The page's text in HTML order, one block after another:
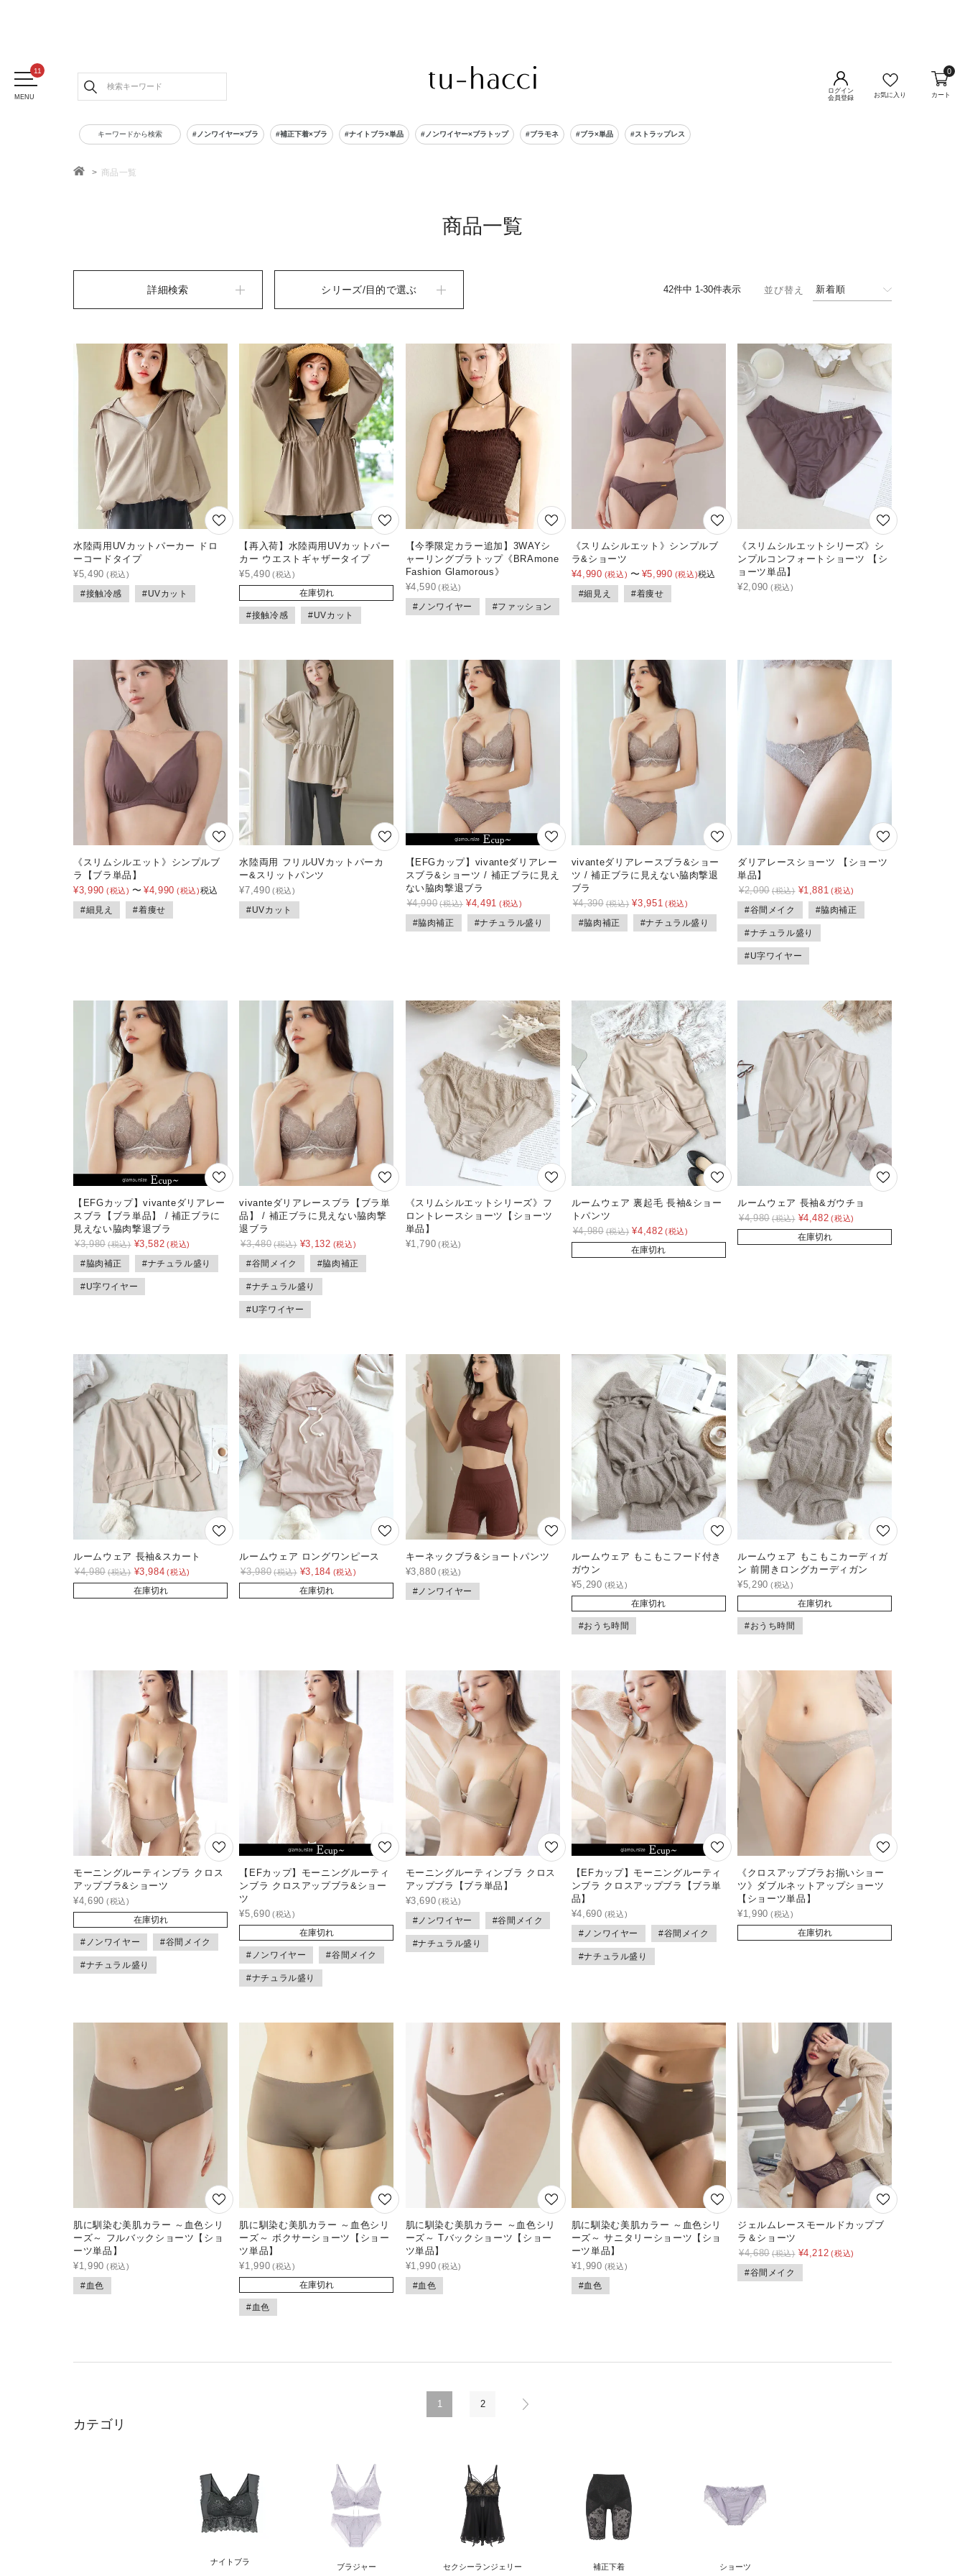
MENU
ログイン
会員登録
お気に入り カート
0
キーワードから検索 #ノンワイヤー×ブラ #補正下着×ブラ #ナイトブラ×単品 #ノンワイヤー×ブラトップ #ブラモネ #ブラ×単品 #ストラップレス
商品一覧
商品一覧
詳細検索 シリーズ/目的で選ぶ 並び替え 新着順
42件中 1-30件表示
水陸両用UVカットパーカー ドロ
ーコードタイプ
¥5,490
#接触冷感 #UVカット
【再入荷】水陸両用UVカットパー
カー ウエストギャザータイプ
¥5,490
在庫切れ
#接触冷感 #UVカット
【今季限定カラー追加】3WAYシ
ャーリングブラトップ《BRAmone
Fashion Glamorous》
¥4,590
#ノンワイヤー #ファッション
《スリムシルエット》シンプルブ
ラ&ショーツ
¥4,990 〜 ¥5,990
税込
#細見え
#着痩せ
《スリムシルエットシリーズ》シ
ンプルコンフォートショーツ 【シ
ョーツ単品】
¥2,090
《スリムシルエット》シンプルブ
ラ【ブラ単品】
¥3,990 〜 ¥4,990
税込
#細見え
#着痩せ
水陸両用 フリルUVカットパーカ
ー&スリットパンツ
¥7,490
#UVカット
【EFGカップ】vivanteダリアレー
スブラ&ショーツ / 補正ブラに見え
ない脇肉撃退ブラ
¥4,990 ¥4,491
#脇肉補正 #ナチュラル盛り
vivanteダリアレースブラ&ショー
ツ / 補正ブラに見えない脇肉撃退
ブラ
¥4,390 ¥3,951
#脇肉補正 #ナチュラル盛り
ダリアレースショーツ 【ショーツ
単品】
¥2,090 ¥1,881
#谷間メイク #脇肉補正
#ナチュラル盛り
#U字ワイヤー
【EFGカップ】vivanteダリアレー
スブラ【ブラ単品】 / 補正ブラに
見えない脇肉撃退ブラ
¥3,980 ¥3,582
#脇肉補正 #ナチュラル盛り
#U字ワイヤー
vivanteダリアレースブラ【ブラ単
品】 / 補正ブラに見えない脇肉撃
退ブラ
¥3,480 ¥3,132
#谷間メイク #脇肉補正
#ナチュラル盛り
#U字ワイヤー
《スリムシルエットシリーズ》フ
ロントレースショーツ【ショーツ
単品】
¥1,790
ルームウェア 裏起毛 長袖&ショー
トパンツ
¥4,980 ¥4,482
在庫切れ
ルームウェア 長袖&ガウチョ
¥4,980 ¥4,482
在庫切れ
ルームウェア 長袖&スカート
¥4,980 ¥3,984
在庫切れ
ルームウェア ロングワンピース
¥3,980 ¥3,184
在庫切れ
キーネックブラ&ショートパンツ
¥3,880
#ノンワイヤー
ルームウェア もこもこフード付き
ガウン
¥5,290
在庫切れ
#おうち時間
ルームウェア もこもこカーディガ
ン 前開きロングカーディガン
¥5,290
在庫切れ
#おうち時間
モーニングルーティンブラ クロス
アップブラ&ショーツ
¥4,690
在庫切れ
#ノンワイヤー #谷間メイク
#ナチュラル盛り
【EFカップ】モーニングルーティ
ンブラ クロスアップブラ&ショー
ツ
¥5,690
在庫切れ
#ノンワイヤー #谷間メイク
#ナチュラル盛り
モーニングルーティンブラ クロス
アップブラ【ブラ単品】
¥3,690
#ノンワイヤー #谷間メイク
#ナチュラル盛り
【EFカップ】モーニングルーティ
ンブラ クロスアップブラ【ブラ単
品】
¥4,690
#ノンワイヤー #谷間メイク
#ナチュラル盛り
《クロスアップブラお揃いショー
ツ》ダブルネットアップショーツ
【ショーツ単品】
¥1,990
在庫切れ
肌に馴染む美肌カラー ～血色シリ
ーズ～ フルバックショーツ【ショ
ーツ単品】
¥1,990
#血色
肌に馴染む美肌カラー ～血色シリ
ーズ～ ボクサーショーツ【ショー
ツ単品】
¥1,990
在庫切れ
#血色
肌に馴染む美肌カラー ～血色シリ
ーズ～ Tバックショーツ【ショー
ツ単品】
¥1,990
#血色
肌に馴染む美肌カラー ～血色シリ
ーズ～ サニタリーショーツ【ショ
ーツ単品】
¥1,990
#血色
ジェルムレースモールドカップブ
ラ＆ショーツ
¥4,680 ¥4,212
#谷間メイク
1 2
カテゴリ
ナイトブラ
ブラジャー セクシーランジェリー 補正下着 ショーツ